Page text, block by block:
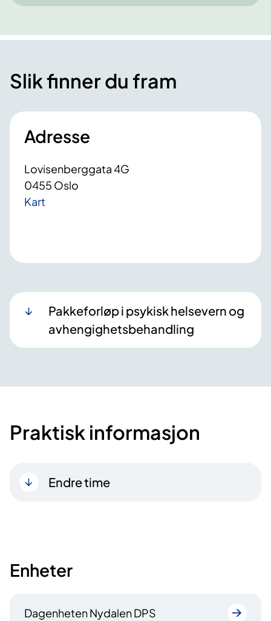
Slik finner du fram
Adresse
Lovisenberggata 4G
0455 Oslo
Kart
Pakkeforløp i psykisk helsevern og
avhengighetsbehandling
Praktisk informasjon
Endre time
Enheter
Dagenheten Nydalen DPS